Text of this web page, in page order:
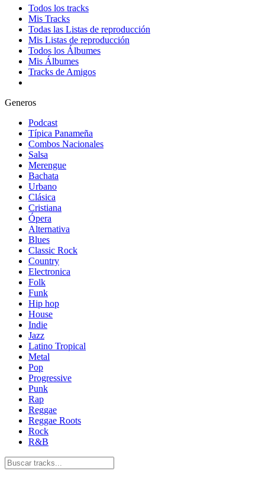
Todos los tracks
Mis Tracks
Todas las Listas de reproducción
Mis Listas de reproducción
Todos los Álbumes
Mis Álbumes
Tracks de Amigos
Generos
Podcast
Típica Panameña
Combos Nacionales
Salsa
Merengue
Bachata
Urbano
Clásica
Cristiana
Ópera
Alternativa
Blues
Classic Rock
Country
Electronica
Folk
Funk
Hip hop
House
Indie
Jazz
Latino Tropical
Metal
Pop
Progressive
Punk
Rap
Reggae
Reggae Roots
Rock
R&B